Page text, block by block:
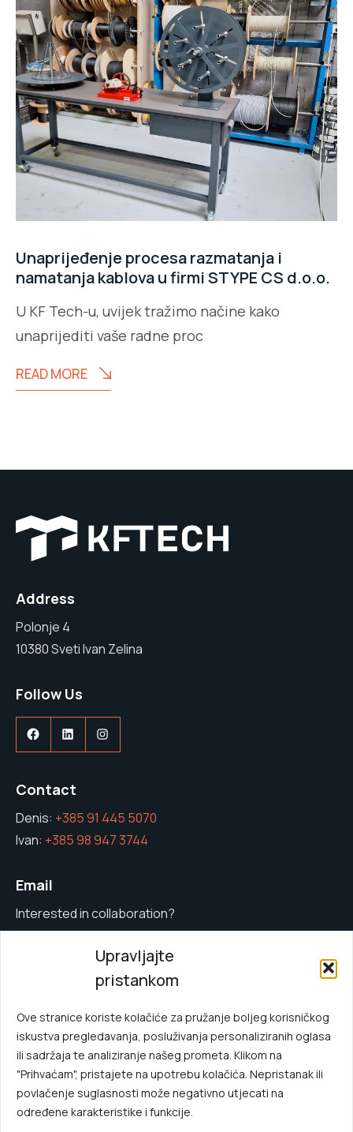
Upravljajte
pristankom
Ove stranice koriste kolačiće za pružanje boljeg korisničkog
iskustva pregledavanja, posluživanja personaliziranih oglasa
ili sadržaja te analiziranje našeg prometa. Klikom na
"Prihvaćam", pristajete na upotrebu kolačića. Nepristanak ili
povlačenje suglasnosti može negativno utjecati na
određene karakteristike i funkcije.
Unaprijeđenje procesa razmatanja i
namatanja kablova u firmi STYPE CS d.o.o.
U KF Tech-u, uvijek tražimo načine kako
unaprijediti vaše radne proc
READ MORE
Address
Polonje 4
10380 Sveti Ivan Zelina
Follow Us
Facebook
LinkedInInstagram
Contact
Denis: +385 91 445 5070
Ivan: +385 98 947 3744
Email
Interested in collaboration?
info@kftech.hr
Quick Menu
Main Menu
Metalworks
Industrial
Gallery
About us
Contact